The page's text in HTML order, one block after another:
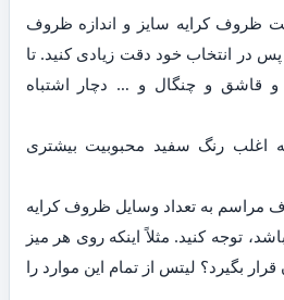
ظروف کرایه سایز و اندازه ظروف
در انتخاب خود دقت زیادی کنید. تا
و قاشق و چنگال و … دچار اشتباه
اغلب رنگ سفید محبوبیت بیشتری
مراسم به تعداد وسایل ظروف کرایه
توجه کنید. مثلاً اینکه روی هر میز
بگیرد؟ لیتس از تمام این موارد را